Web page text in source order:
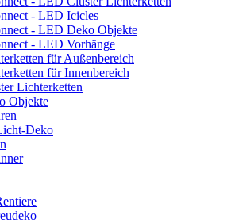
- LED Icicles
- LED Deko Objekte
- LED Vorhänge
für Außenbereich
für Innenbereich
Lichterketten
Objekte
Deko